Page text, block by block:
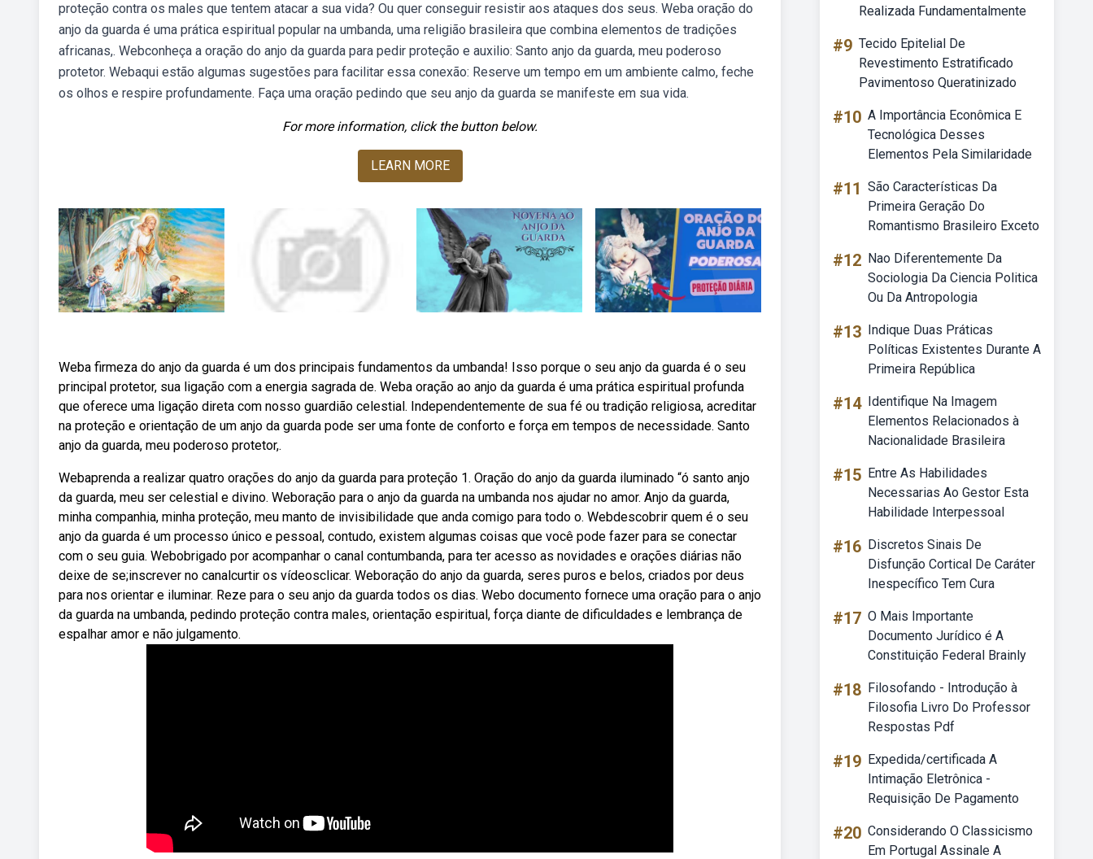
proteção contra os males que tentem atacar a sua vida? Ou quer conseguir resistir aos ataques dos seus. Weba oração do
anjo da guarda é uma prática espiritual popular na umbanda, uma religião brasileira que combina elementos de tradições
africanas,. Webconheça a oração do anjo da guarda para pedir proteção e auxilio: Santo anjo da guarda, meu poderoso
protetor. Webaqui estão algumas sugestões para facilitar essa conexão: Reserve um tempo em um ambiente calmo, feche
os olhos e respire profundamente. Faça uma oração pedindo que seu anjo da guarda se manifeste em sua vida.
For more information, click the button below.
LEARN MORE
Weba firmeza do anjo da guarda é um dos principais fundamentos da umbanda! Isso porque o seu anjo da guarda é o seu
principal protetor, sua ligação com a energia sagrada de. Weba oração ao anjo da guarda é uma prática espiritual profunda
que oferece uma ligação direta com nosso guardião celestial. Independentemente de sua fé ou tradição religiosa, acreditar
na proteção e orientação de um anjo da guarda pode ser uma fonte de conforto e força em tempos de necessidade. Santo
anjo da guarda, meu poderoso protetor,.
Webaprenda a realizar quatro orações do anjo da guarda para proteção 1. Oração do anjo da guarda iluminado “ó santo anjo
da guarda, meu ser celestial e divino. Weboração para o anjo da guarda na umbanda nos ajudar no amor. Anjo da guarda,
minha companhia, minha proteção, meu manto de invisibilidade que anda comigo para todo o. Webdescobrir quem é o seu
anjo da guarda é um processo único e pessoal, contudo, existem algumas coisas que você pode fazer para se conectar
com o seu guia. Webobrigado por acompanhar o canal contumbanda, para ter acesso as novidades e orações diárias não
deixe de se;inscrever no canalcurtir os vídeosclicar. Weboração do anjo da guarda, seres puros e belos, criados por deus
para nos orientar e iluminar. Reze para o seu anjo da guarda todos os dias. Webo documento fornece uma oração para o anjo
da guarda na umbanda, pedindo proteção contra males, orientação espiritual, força diante de dificuldades e lembrança de
espalhar amor e não julgamento.
Realizada Fundamentalmente
#9 Tecido Epitelial De
Revestimento Estratificado
Pavimentoso Queratinizado
#10 A Importância Econômica E
Tecnológica Desses
Elementos Pela Similaridade
#11 São Características Da
Primeira Geração Do
Romantismo Brasileiro Exceto
#12 Nao Diferentemente Da
Sociologia Da Ciencia Politica
Ou Da Antropologia
#13 Indique Duas Práticas
Políticas Existentes Durante A
Primeira República
#14 Identifique Na Imagem
Elementos Relacionados à
Nacionalidade Brasileira
#15 Entre As Habilidades
Necessarias Ao Gestor Esta
Habilidade Interpessoal
#16 Discretos Sinais De
Disfunção Cortical De Caráter
Inespecífico Tem Cura
#17 O Mais Importante
Documento Jurídico é A
Constituição Federal Brainly
#18 Filosofando - Introdução à
Filosofia Livro Do Professor
Respostas Pdf
#19 Expedida/certificada A
Intimação Eletrônica -
Requisição De Pagamento
#20 Considerando O Classicismo
Em Portugal Assinale A